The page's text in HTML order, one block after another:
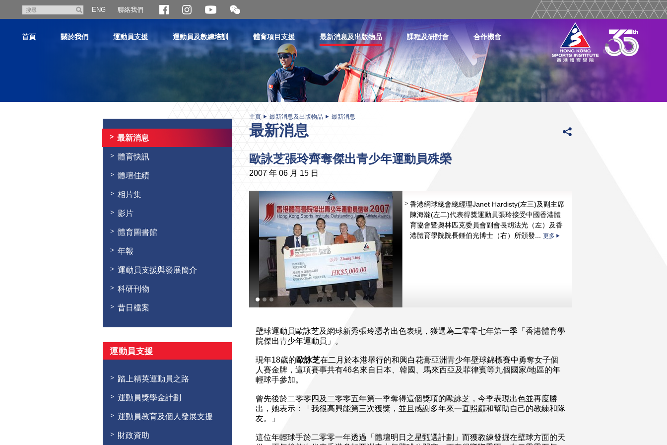
尋
ENG 聯絡我們
開
合
二
維
首頁 關於我們 運動員支援 運動員及教練培訓 體育項目支援 最新消息及出版物品 課程及研討會 合作機會
最新消息
體育快訊
體壇佳績
相片集
影片
體育圖書館
年報
運動員支援與發展簡介
科研刊物
昔日檔案
運動員支援
踏上精英運動員之路
運動員獎學金計劃
運動員教育及個人發展支援
財政資助
主頁 最新消息及出版物品 最新消息
最新消息
歐詠芝張玲齊奪傑出青少年運動員殊榮
2007 年 06 月 15 日
香港網球總會總經理Janet Hardisty(左三)及副主席
陳海瀚(左二)代表得獎運動員張玲接受中國香港體
育協會暨奧林匹克委員會副會長胡法光（左）及香
港體育學院院長鍾伯光博士（右）所頒發... 更多
壁球運動員歐詠芝及網球新秀張玲憑著出色表現，獲選為二零零七年第一季「香港體育學
院傑出青少年運動員」。
現年18歲的歐詠芝在二月於本港舉行的和興白花膏亞洲青少年壁球錦標賽中勇奪女子個
人賽金牌，這項賽事共有46名來自日本、韓國、馬來西亞及菲律賓等九個國家/地區的年
輕球手參加。
曾先後於二零零四及二零零五年第一季奪得這個獎項的歐詠芝，今季表現出色並再度勝
出，她表示：「我很高興能第三次獲獎，並且感謝多年來一直照顧和幫助自己的教練和隊
友。」
這位年輕球手於二零零一年透過「體壇明日之星甄選計劃」而獲教練發掘在壁球方面的天